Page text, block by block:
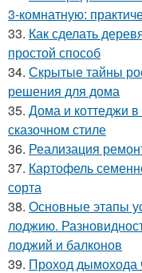
3-комнатную:
33. Как сделать
простой способ
34. Скрытые тайны
решения для дома
35. Дома и коттеджи
сказочном стиле
36. Реализация
37. Картофель
сорта
38. Основные этапы
лоджию.
лоджий и балконов
39. Проход дымохода